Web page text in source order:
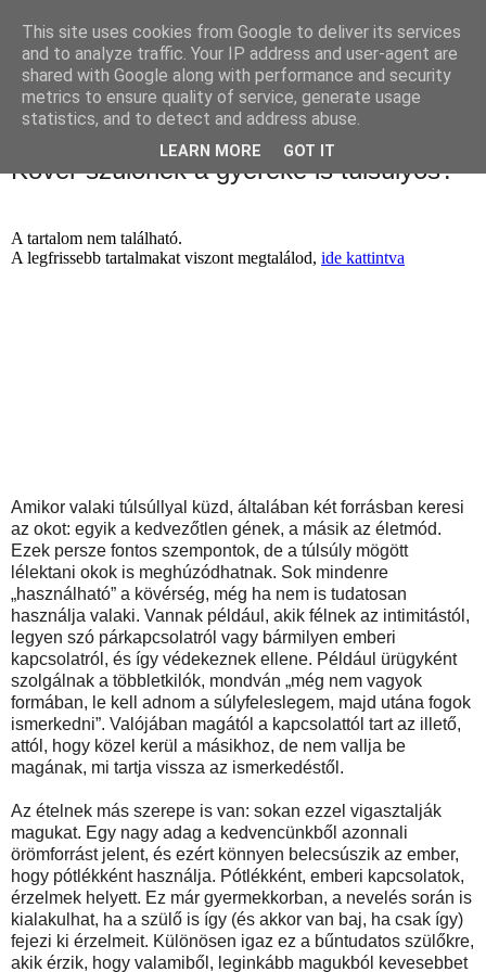
Kövér szülőnek a gyereke is túlsúlyos?
Amikor valaki túlsúllyal küzd, általában két forrásban keresi
az okot: egyik a kedvezőtlen gének, a másik az életmód.
Ezek persze fontos szempontok, de a túlsúly mögött
lélektani okok is meghúzódhatnak. Sok mindenre
„használható” a kövérség, még ha nem is tudatosan
használja valaki. Vannak például, akik félnek az intimitástól,
legyen szó párkapcsolatról vagy bármilyen emberi
kapcsolatról, és így védekeznek ellene. Például ürügyként
szolgálnak a többletkilók, mondván „még nem vagyok
formában, le kell adnom a súlyfeleslegem, majd utána fogok
ismerkedni”. Valójában magától a kapcsolattól tart az illető,
attól, hogy közel kerül a másikhoz, de nem vallja be
magának, mi tartja vissza az ismerkedéstől.
Az ételnek más szerepe is van: sokan ezzel vigasztalják
magukat. Egy nagy adag a kedvencünkből azonnali
örömforrást jelent, és ezért könnyen belecsúszik az ember,
hogy pótlékként használja. Pótlékként, emberi kapcsolatok,
érzelmek helyett. Ez már gyermekkorban, a nevelés során is
kialakulhat, ha a szülő is így (és akkor van baj, ha csak így)
fejezi ki érzelmeit. Különösen igaz ez a bűntudatos szülőkre,
akik érzik, hogy valamiből, leginkább magukból kevesebbet
This site uses cookies from Google to deliver its services
and to analyze traffic. Your IP address and user-agent are
shared with Google along with performance and security
metrics to ensure quality of service, generate usage
statistics, and to detect and address abuse.
LEARN MORE GOT IT